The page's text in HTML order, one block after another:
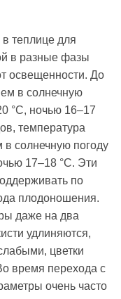
теплице для
в разные фазы
освещенности. До
в солнечную
°C, ночью 16–17
температура
солнечную погоду
17–18 °C. Эти
по
плодоношения.
даже на два
удлиняются,
цветки
время перехода с
очень часто